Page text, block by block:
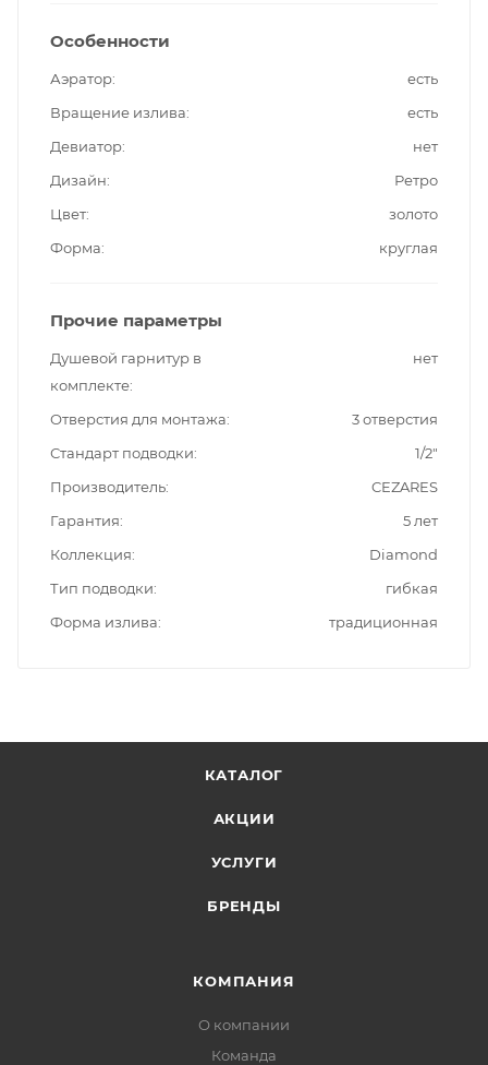
Особенности
Аэратор
есть
Вращение излива
есть
Девиатор
нет
Дизайн
Ретро
Цвет
золото
Форма
круглая
Прочие параметры
Душевой гарнитур в
комплекте
нет
Отверстия для монтажа
3 отверстия
Стандарт подводки
1/2"
Производитель
CEZARES
Гарантия
5 лет
Коллекция
Diamond
Тип подводки
гибкая
Форма излива
традиционная
КАТАЛОГ
АКЦИИ
УСЛУГИ
БРЕНДЫ
КОМПАНИЯ
О компании
Команда